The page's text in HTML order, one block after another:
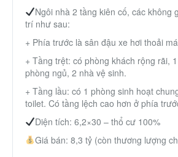
Ngôi nhà 2 tầng kiên cố, các không
trí như sau:
+ Phía trước là sân đậu xe hơi thoải
+ Tầng trệt: có phòng khách rộng rãi,
phòng ngủ, 2 nhà vệ sinh.
+ Tầng lầu: có 1 phòng sinh hoạt
toilet. Có tầng lệch cao hơn ở phía
Diện tích: 6,2×30 – thổ cư 100%
Giá bán: 8,3 tỷ (còn thương lượng